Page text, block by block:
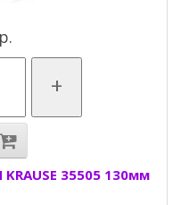
+
35505 130мм